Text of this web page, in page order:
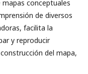
conceptuales
de diversos
facilita la
y reproducir
del mapa,